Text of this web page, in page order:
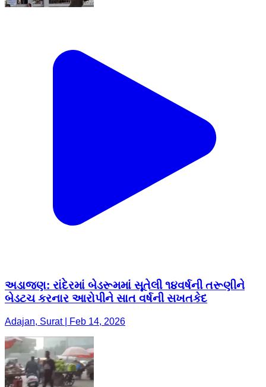
અડાજણ: રાંદેરમાં બેડરૂમમાં સૂતેલી ૧૪વર્ષની તરૂણીને
બેડટચ કરનાર આરોપીને સાત વર્ષની સખતકેદ
Adajan, Surat | Feb 14, 2026